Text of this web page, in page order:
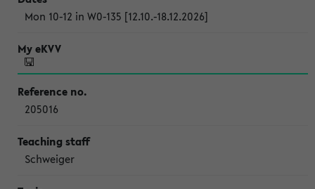
Mon 10-12 in W0-135 [12.10.-18.12.2026]
205016
Schweiger